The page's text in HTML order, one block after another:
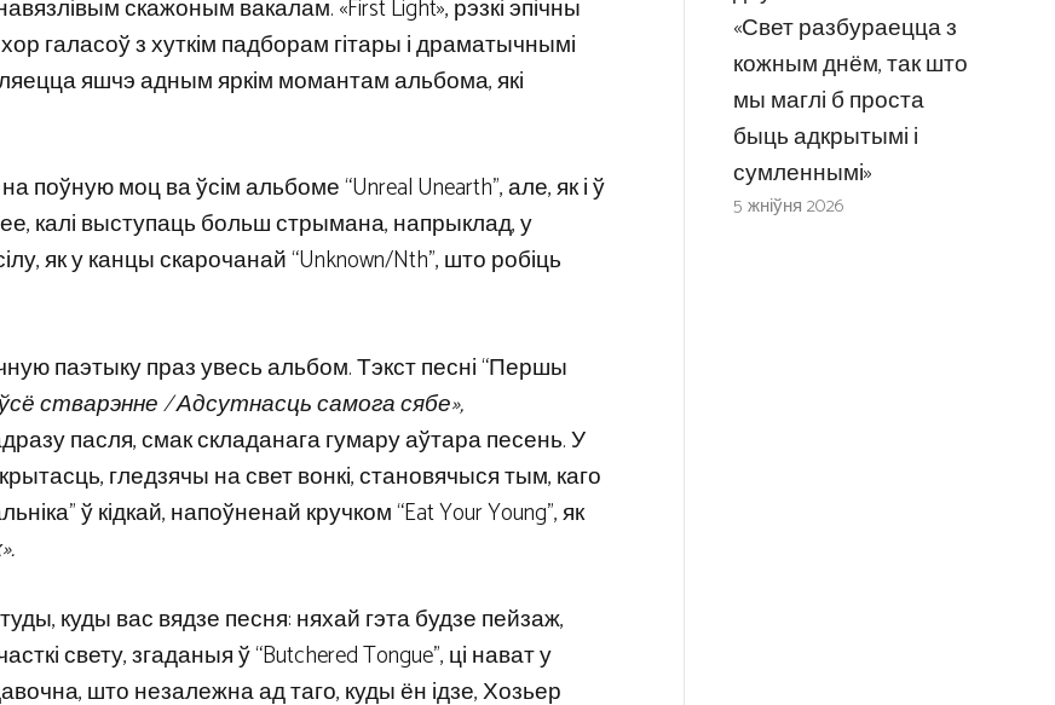
скажоным вакалам. «First Light», рэзкі эпічны
галасоў з хуткім падборам гітары і драматычнымі
яшчэ адным яркім момантам альбома, які
моц ва ўсім альбоме “Unreal Unearth”, але, як і ў
калі выступаць больш стрымана, напрыклад, у
як у канцы скарочанай “Unknown/Nth”, што робіць
паэтыку праз увесь альбом. Тэкст песні “Першы
стварэнне / Адсутнасць самога сябе»,
пасля, смак складанага гумару аўтара песень. У
гледзячы на ​​свет вонкі, становячыся тым, каго
ў кідкай, напоўненай кручком “Eat Your Young”, як
куды вас вядзе песня: няхай гэта будзе пейзаж,
свету, згаданыя ў “Butchered Tongue”, ці нават у
што незалежна ад таго, куды ён ідзе, Хозьер
«Свет разбураецца з
кожным днём, так што
мы маглі б проста
быць адкрытымі і
сумленнымі»
5 жніўня 2026